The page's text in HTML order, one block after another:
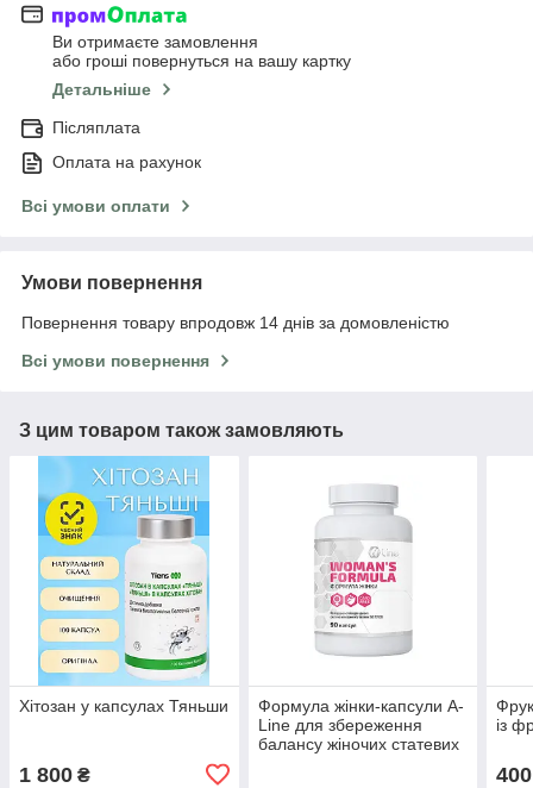
Ви отримаєте замовлення
або гроші повернуться на вашу картку
Детальніше
Післяплата
Оплата на рахунок
Всі умови оплати
Умови повернення
Повернення товару впродовж 14 днів за домовленістю
Всі умови повернення
З цим товаром також замовляють
Хітозан у капсулах Тяньши
1 800 ₴
Формула жінки-капсули A-
Line для збереження
балансу жіночих статевих
із
400